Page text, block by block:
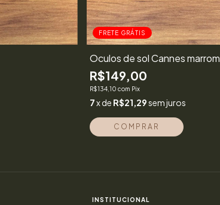
FRETE GRÁTIS
Óculos de sol Cannes marrom
R$149,00
R$134,10 com Pix
7x de R$21,29sem juros
INSTITUCIONAL